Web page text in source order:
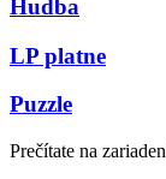
Hudba
LP platne
Puzzle
Prečítate na